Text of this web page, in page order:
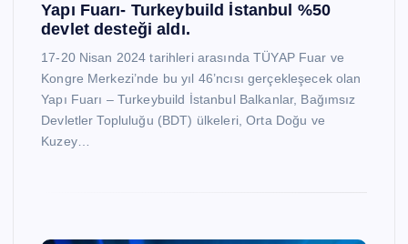
Yapı Fuarı- Turkeybuild İstanbul %50
devlet desteği aldı.
17-20 Nisan 2024 tarihleri arasında TÜYAP Fuar ve
Kongre Merkezi’nde bu yıl 46’ncısı gerçekleşecek olan
Yapı Fuarı – Turkeybuild İstanbul Balkanlar, Bağımsız
Devletler Topluluğu (BDT) ülkeleri, Orta Doğu ve
Kuzey…